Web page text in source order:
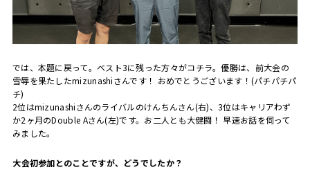
では、本題に戻って。ベスト3に残った方々がコチラ。優勝は、前大会の
雪辱を果たしたmizunashiさんです！ おめでとうございます！ (パチパチパ
チ)
2位はmizunashiさんのライバルのけんちんさん(右)、 3位はキャリアわず
か2 ヶ月のDouble Aさん(左)です。お二人とも大健闘！ 早速お話を伺って
みました。
――大会初参加とのことですが、どうでしたか？